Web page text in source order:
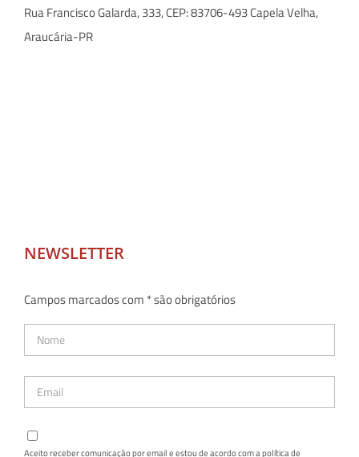
Rua Francisco Galarda, 333, CEP: 83706-493 Capela Velha,
Araucária-PR
NEWSLETTER
Campos marcados com * são obrigatórios
Aceito receber comunicação por email e estou de acordo com a política de